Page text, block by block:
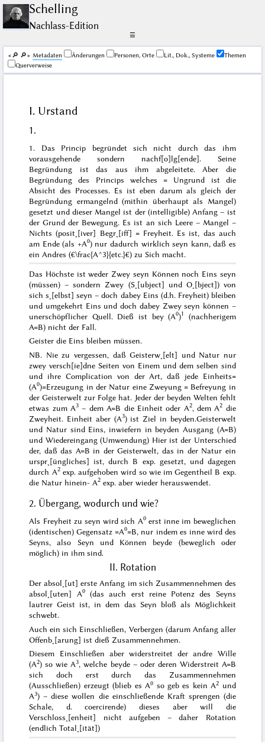
Schelling
Nachlass-Edition
☰
🔎︎ 🔎︎ Me­ta­da­ten Änderungen Personen, Orte Lit., Dok., Systeme
Themen
Querverweise
I. Urstand
1.
1. Das Princip begründet sich nicht durch das ihm
vorausgehende sondern nachf[o]lg[ende]. Seine
Begründung ist das aus ihm abgeleitete. Aber die
Begründung des Princips welches = Ungrund ist die
Absicht des Processes. Es ist eben darum als gleich der
Begründung ermangelnd (mithin überhaupt als Mangel)
gesetzt und dieser Mangel ist der (intelligible) Anfang – ist
der Grund der Bewegung. Es ist an sich Leere – Mangel –
Nichts (posit˖[iver] Begr˖[iff] = Freyheit. Es ist, das auch
am Ende(als +A0) nur dadurch wirklich seyn kann, daß es
ein Andres (€\frac{A^3}{etc.}€) zu Sich macht.
Das Höchste ist weder Zwey seyn Können noch Eins seyn
(müssen) – sondern Zwey (S˖[ubject] und O˖[bject]) von
sich s˖[elbst] seyn – doch dabey Eins (d.h. Freyheit) bleiben
und umgekehrt Eins und doch dabey Zwey seyn können –
unerschöpflicher Quell. Dieß ist bey (A0)1
(nachherigem
A=B) nicht der Fall.
Geister die Eins bleiben müssen.
NB. Nie zu vergessen, daß Geisterw˖[elt] und Natur nur
zwey versch[ie]dne Seiten von Einem und dem selben sind
und ihre Complication von der Art, daß jede Einheits=
(A0)=Erzeugung in der Natur eine Zweyung = Befreyung in
der Geisterwelt zur Folge hat. Jeder der beyden Welten fehlt
etwas zum A3 – dem A=B die Einheit oder A2, dem A2 die
Zweyheit. Einheit aber (A3) ist Ziel in beyden.Geisterwelt
und Natur sind Eins, inwiefern in beyden Ausgang (A=B)
und Wiedereingang (Umwendung) Hier ist der Unterschied
der, daß das A=B in der Geisterwelt, das in der Natur ein
urspr˖[üngliches] ist, durch B exp. gesetzt, und dagegen
durch A2exp. aufgehoben wird so wie im Gegentheil B exp.
die Natur hinein- A2 exp. aber wieder herauswendet.
2. Übergang, wodurch und wie?
Als Freyheit zu seyn wird sich A0erst inne im beweglichen
(identischen) Gegensatz =A0=B, nur indem es inne wird des
Seyns, also Seyn und Können beyde (beweglich oder
möglich) in ihm sind.
II. Rotation
Der absol˖[ut] erste Anfang im sich Zusammennehmen des
absol˖[uten] A0(das auch erst reine Potenz des Seyns
lautrer Geist ist, in dem das Seyn bloß als Möglichkeit
schwebt.
Auch ein sich Einschließen, Verbergen (darum Anfang aller
Offenb˖[arung] ist dieß Zusammennehmen.
Diesem Einschließen aber widerstreitet der andre Wille
(A2) so wie A3, welche beyde – oder deren Widerstreit A=B
sich doch erst durch das Zusammennehmen
(Ausschließen) erzeugt (blieb es A0 so gebes kein A2 und
A3) – diese wollen die einschließende Kraft sprengen (die
Schale, d. coercirende) dieses aber will die
Verschloss˖[enheit] nicht aufgeben – daher Rotation
(endlich Total˖[ität])